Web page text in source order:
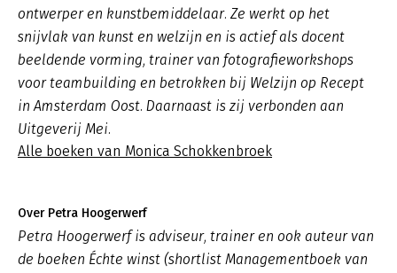
ontwerper en kunstbemiddelaar. Ze werkt op het
snijvlak van kunst en welzijn en is actief als docent
beeldende vorming, trainer van fotografieworkshops
voor teambuilding en betrokken bij Welzijn op Recept
in Amsterdam Oost. Daarnaast is zij verbonden aan
Uitgeverij Mei.
Alle boeken van Monica Schokkenbroek
Over Petra Hoogerwerf
Petra Hoogerwerf is adviseur, trainer en ook auteur van
de boeken Échte winst (shortlist Managementboek van